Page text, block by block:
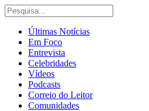
Últimas Notícias
Em Foco
Entrevista
Celebridades
Vídeos
Podcasts
Correio do Leitor
Comunidades